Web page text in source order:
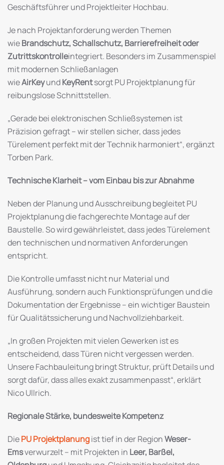
Geschäftsführer und Projektleiter Hochbau.
Je nach Projektanforderung werden Themen
wieBrandschutz, Schallschutz, Barrierefreiheit oder
Zutrittskontrolleintegriert. Besonders im Zusammenspiel
mit modernen Schließanlagen
wieAirKeyundKeyRentsorgt PU Projektplanung für
reibungslose Schnittstellen.
„Gerade bei elektronischen Schließsystemen ist
Präzision gefragt – wir stellen sicher, dass jedes
Türelement perfekt mit der Technik harmoniert“, ergänzt
Torben Park.
Technische Klarheit – vom Einbau bis zur Abnahme
Neben der Planung und Ausschreibung begleitet PU
Projektplanung die fachgerechte Montage auf der
Baustelle. So wird gewährleistet, dass jedes Türelement
den technischen und normativen Anforderungen
entspricht.
Die Kontrolle umfasst nicht nur Material und
Ausführung, sondern auch Funktionsprüfungen und die
Dokumentation der Ergebnisse – ein wichtiger Baustein
für Qualitätssicherung und Nachvollziehbarkeit.
„In großen Projekten mit vielen Gewerken ist es
entscheidend, dass Türen nicht vergessen werden.
Unsere Fachbauleitung bringt Struktur, prüft Details und
sorgt dafür, dass alles exakt zusammenpasst“, erklärt
Nico Ullrich.
Regionale Stärke, bundesweite Kompetenz
DiePU Projektplanungist tief in der RegionWeser-
Emsverwurzelt – mit Projekten in Leer, Barßel,